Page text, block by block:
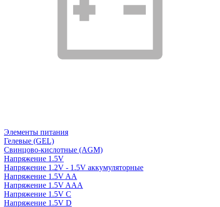
Элементы питания
Гелевые (GEL)
Свинцово-кислотные (AGM)
Напряжение 1.5V
Напряжение 1.2V - 1.5V аккумуляторные
Напряжение 1.5V AA
Напряжение 1.5V AAA
Напряжение 1.5V C
Напряжение 1.5V D